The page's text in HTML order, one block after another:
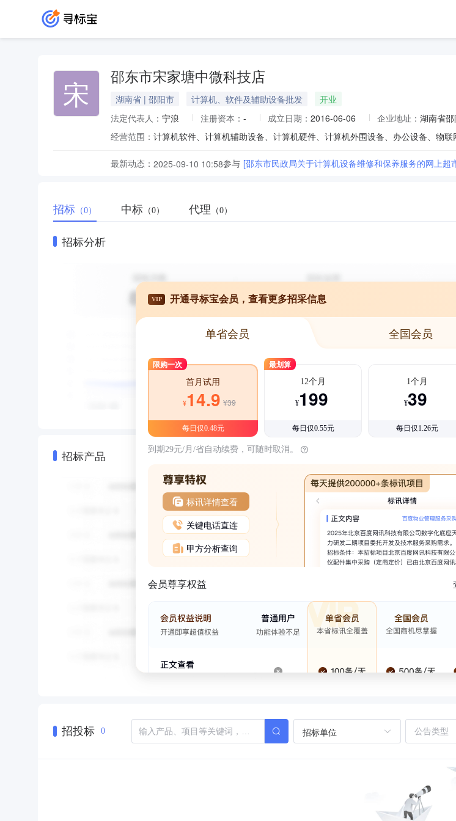
宋 邵东市宋家塘中微科技店
湖南省 | 邵阳市 计算机、软件及辅助设备批发
开业
法定代表人： 宁浪 注册资本： - 成立日期： 2016-06-06 企业地址： 湖南省
经营范围：
最新动态： 2025-09-10 10:58参与 [邵东市民政局关于计算机设备维修和保养服务的网上超
招标 （0） 中标 （0） 代理 （0）
招标分析
招标产品
VIP 开通寻标宝会员，查看更多招采信息
单省会员 全国会员
限购一次
首月试用
¥14.9 ¥39
每日仅0.48元
最划算
12个月
¥199
每日仅0.55元
1个月
¥39
每日仅1.26元
到期29元/月/省自动续费，可随时取消。
标讯详情查看
关键电话直连
甲方分析查询
会员尊享权益
招投标 0 招标单位